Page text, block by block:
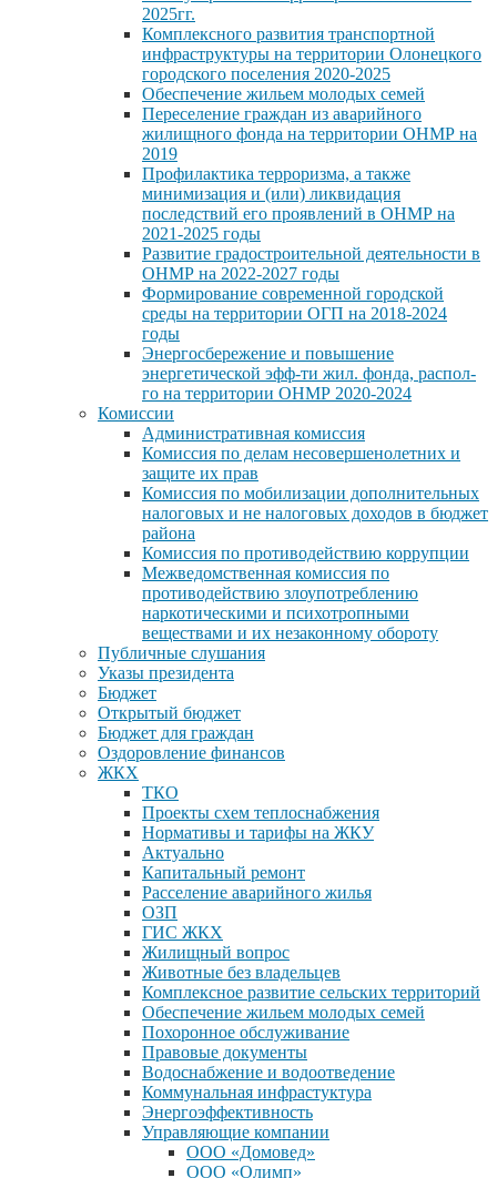
2025гг.
Комплексного развития транспортной
инфраструктуры на территории Олонецкого
городского поселения 2020-2025
Обеспечение жильем молодых семей
Переселение граждан из аварийного
жилищного фонда на территории ОНМР на
2019
Профилактика терроризма, а также
минимизация и (или) ликвидация
последствий его проявлений в ОНМР на
2021-2025 годы
Развитие градостроительной деятельности в
ОНМР на 2022-2027 годы
Формирование современной городской
среды на территории ОГП на 2018-2024
годы
Энергосбережение и повышение
энергетической эфф-ти жил. фонда, распол-
го на территории ОНМР 2020-2024
Комиссии
Административная комиссия
Комиссия по делам несовершенолетних и
защите их прав
Комиссия по мобилизации дополнительных
налоговых и не налоговых доходов в бюджет
района
Комиссия по противодействию коррупции
Межведомственная комиссия по
противодействию злоупотреблению
наркотическими и психотропными
веществами и их незаконному обороту
Публичные слушания
Указы президента
Бюджет
Открытый бюджет
Бюджет для граждан
Оздоровление финансов
ЖКХ
ТКО
Проекты схем теплоснабжения
Нормативы и тарифы на ЖКУ
Актуально
Капитальный ремонт
Расселение аварийного жилья
ОЗП
ГИС ЖКХ
Жилищный вопрос
Животные без владельцев
Комплексное развитие сельских территорий
Обеспечение жильем молодых семей
Похоронное обслуживание
Правовые документы
Водоснабжение и водоотведение
Коммунальная инфрастуктура
Энергоэффективность
Управляющие компании
ООО «Домовед»
ООО «Олимп»